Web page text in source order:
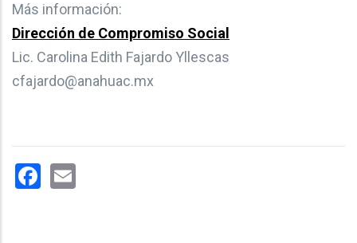
Más información:
Dirección de Compromiso Social
Lic. Carolina Edith Fajardo Yllescas
cfajardo@anahuac.mx
Facebook